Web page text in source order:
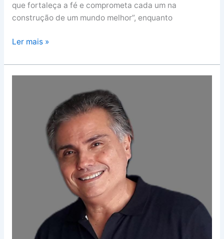
que fortaleça a fé e comprometa cada um na
construção de um mundo melhor”, enquanto
Ler mais »